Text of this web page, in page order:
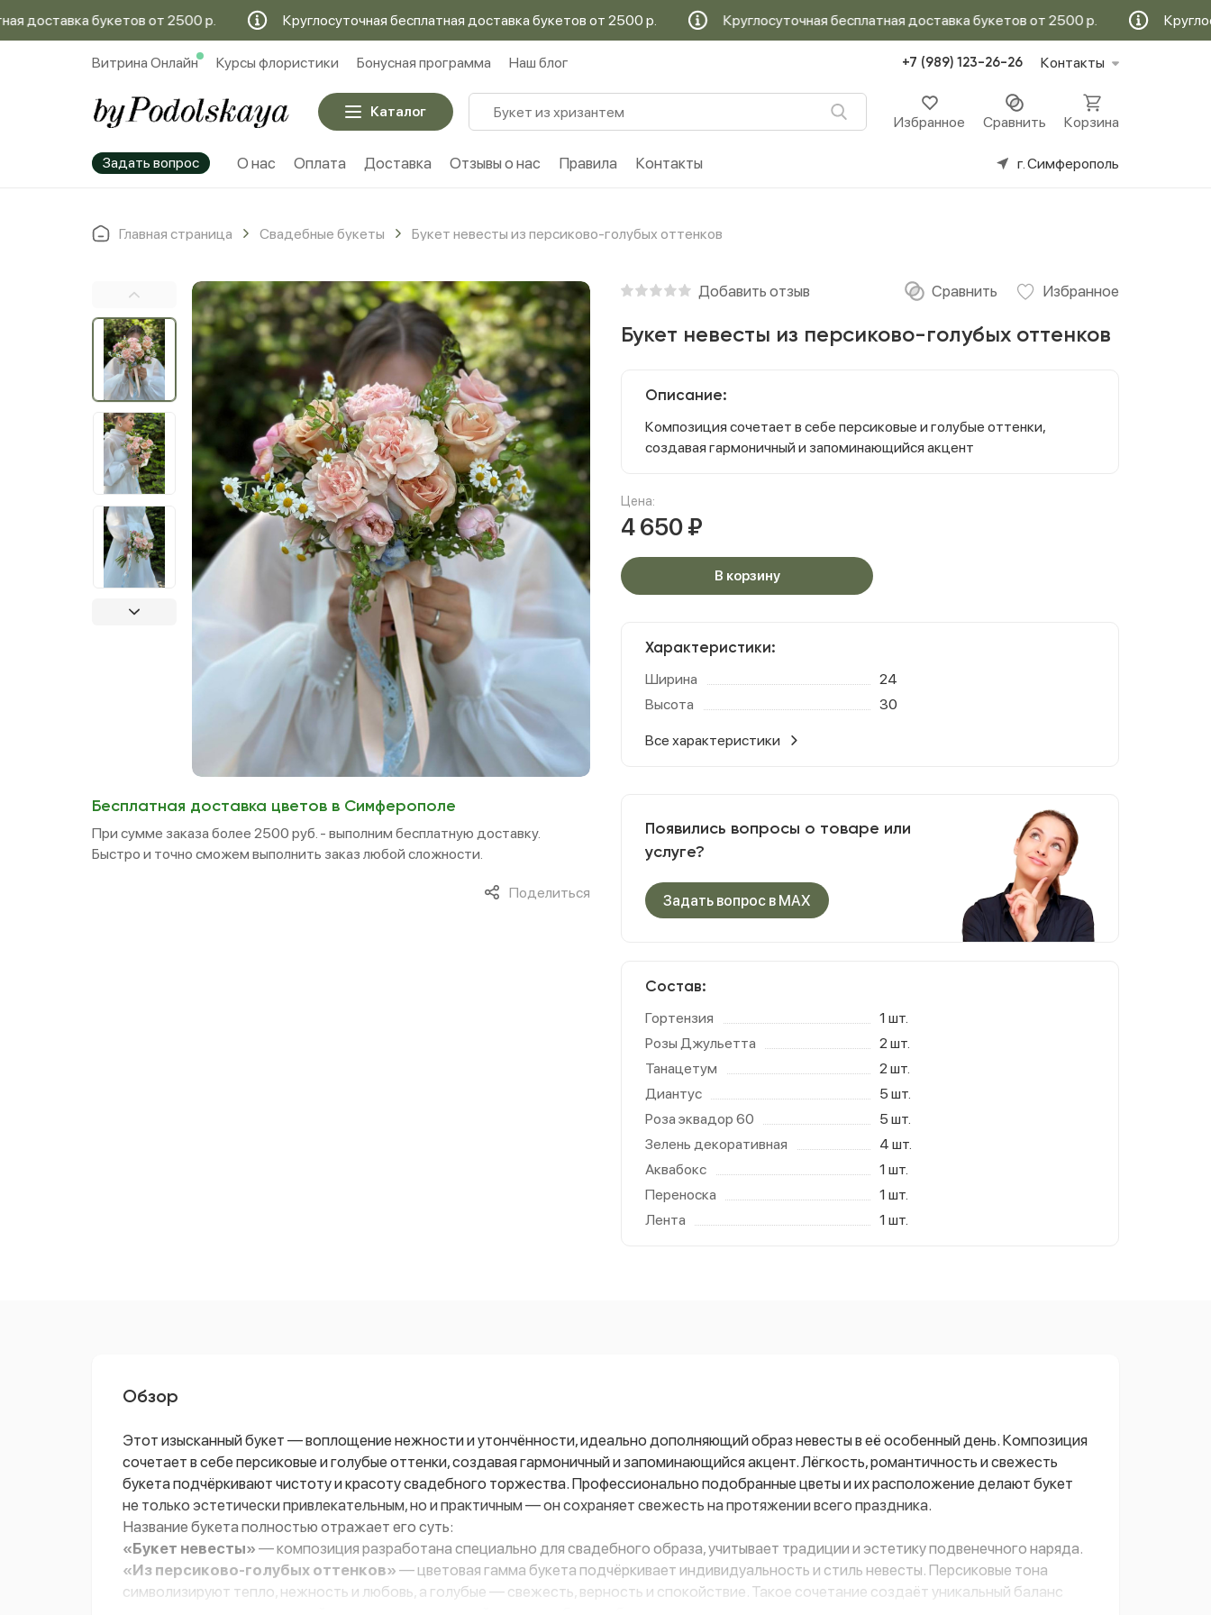
букетов от 2500 р. Круглосуточная бесплатная доставка букетов от 2500 р. Круглосуточная бесплатная доставка букетов от 2500 р.
Витрина Онлайн Курсы флористики Бонусная программа Наш блог +7 (989) 123-26-26 Контакты
Каталог
Избранное Сравнить Корзина
Задать вопрос О нас Оплата Доставка Отзывы о нас Правила Контакты г. Симферополь
Главная страница Свадебные букеты Букет невесты из персиково-голубых оттенков
Бесплатная доставка цветов в Симферополе
При сумме заказа более 2500 руб. - выполним бесплатную доставку.
Быстро и точно сможем выполнить заказ любой сложности.
Поделиться
Добавить отзыв
Букет невесты из персиково-голубых оттенков
Описание:
Композиция сочетает в себе персиковые и голубые оттенки,
создавая гармоничный и запоминающийся акцент
Цена:
4 650₽
В корзину
Характеристики:
Ширина
24
Высота
30
Все характеристики
Появились вопросы о товаре или
услуге?
Задать вопрос в MAX
Состав:
Гортензия
1 шт.
Розы Джульетта
2 шт.
Танацетум
2 шт.
Диантус
5 шт.
Роза эквадор 60
5 шт.
Зелень декоративная
4 шт.
Аквабокс
1 шт.
Переноска
1 шт.
Лента
1 шт.
Обзор
Этот изысканный букет — воплощение нежности и утончённости, идеально дополняющий образ невесты в её особенный день. Композиция
сочетает в себе персиковые и голубые оттенки, создавая гармоничный и запоминающийся акцент. Лёгкость, романтичность и свежесть
букета подчёркивают чистоту и красоту свадебного торжества. Профессионально подобранные цветы и их расположение делают букет
не только эстетически привлекательным, но и практичным — он сохраняет свежесть на протяжении всего праздника.
Название букета полностью отражает его суть:
«Букет невесты» — композиция разработана специально для свадебного образа, учитывает традиции и эстетику подвенечного наряда.
«Из персиково-голубых оттенков» — цветовая гамма букета подчёркивает индивидуальность и стиль невесты. Персиковые тона
символизируют тепло, нежность и любовь, а голубые — свежесть, верность и спокойствие. Такое сочетание создаёт уникальный баланс